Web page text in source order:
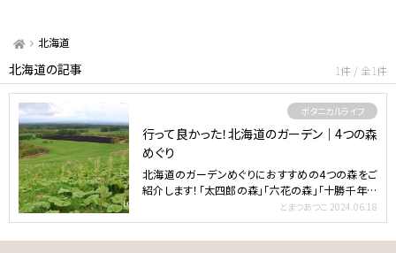
北海道
北海道の記事 1件 / 全1件
ボタニカルライフ
行って良かった！北海道のガーデン｜4つの森
めぐり
北海道のガーデンめぐりにおすすめの4つの森をご
紹介します！「太四郎の森」「六花の森」「十勝千年の
とまつあつこ 2024.06.18